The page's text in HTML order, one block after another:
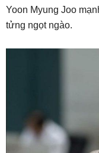
Yoon Myung Joo
tửng ngọt ngào.